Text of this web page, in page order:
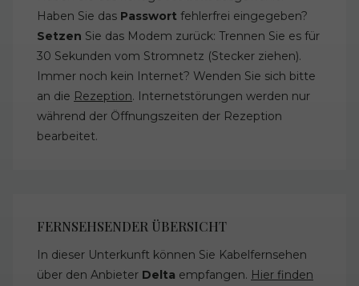
Haben Sie das Passwort fehlerfrei eingegeben?
Setzen Sie das Modem zurück: Trennen Sie es für
30 Sekunden vom Stromnetz (Stecker ziehen).
Immer noch kein Internet? Wenden Sie sich bitte
an die Rezeption. Internetstörungen werden nur
während der Öffnungszeiten der Rezeption
bearbeitet.
FERNSEHSENDER ÜBERSICHT
In dieser Unterkunft können Sie Kabelfernsehen
über den Anbieter Delta empfangen. Hier finden